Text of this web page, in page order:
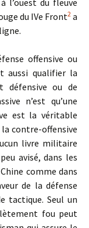
l’ouest du fleuve
du IVe Front2 a
offensive ou
aussi qualifier la
défensive ou de
n’est qu’une
est la véritable
la contre-offensive
livre militaire
avisé, dans les
comme dans
de la défense
tactique. Seul un
fou peut